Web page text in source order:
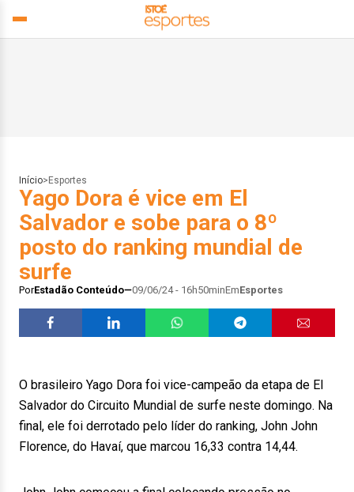
Início> Esportes
Yago Dora é vice em El
Salvador e sobe para o 8º
posto do ranking mundial de
surfe
PorEstadão Conteúdo 09/06/24 - 16h50minEmEsportes
O brasileiro Yago Dora foi vice-campeão da etapa de El
Salvador do Circuito Mundial de surfe neste domingo. Na
final, ele foi derrotado pelo líder do ranking, John John
Florence, do Havaí, que marcou 16,33 contra 14,44.